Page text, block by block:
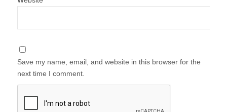
Save my name, email, and website in this browser for the
next time I comment.